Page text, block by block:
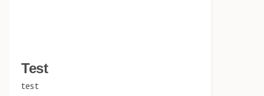
Test
test